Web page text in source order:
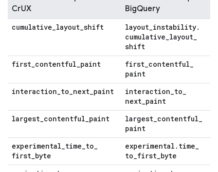
CrUX
BigQuery
cumulative_layout_shift layout_instability.
cumulative_layout_
shift
first_contentful_paint first_contentful_
paint
interaction_to_next_paint interaction_to_
next_paint
largest_contentful_paint largest_contentful_
paint
experimental_time_to_
first_byte
experimental . time_
to_first_byte